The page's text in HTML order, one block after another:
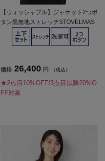
【ウォッシャブル】ジャケット2つボ
タン黒無地ストレッチSTOVELMAS
ONWHITE通年【レディース】
価格 26,400 円 （税込）
★2点目10%OFF/3点目以降20%O
FF対象